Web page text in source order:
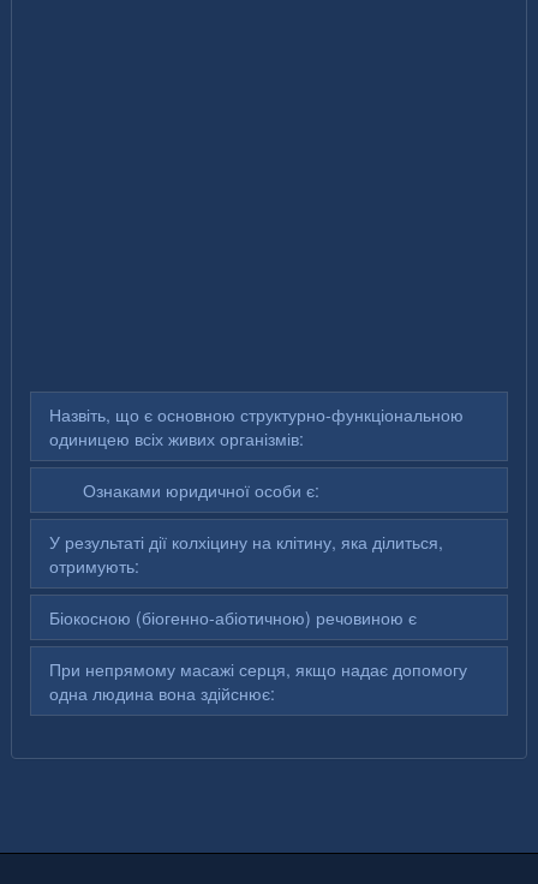
Назвіть, що є основною структурно-функціональною
одиницею всіх живих організмів:
Ознаками юридичної особи є:
У результаті дії колхіцину на клітину, яка ділиться,
отримують:
Біокосною (біогенно-абіотичною) речовиною є
При непрямому масажі серця, якщо надає допомогу
одна людина вона здійснює: